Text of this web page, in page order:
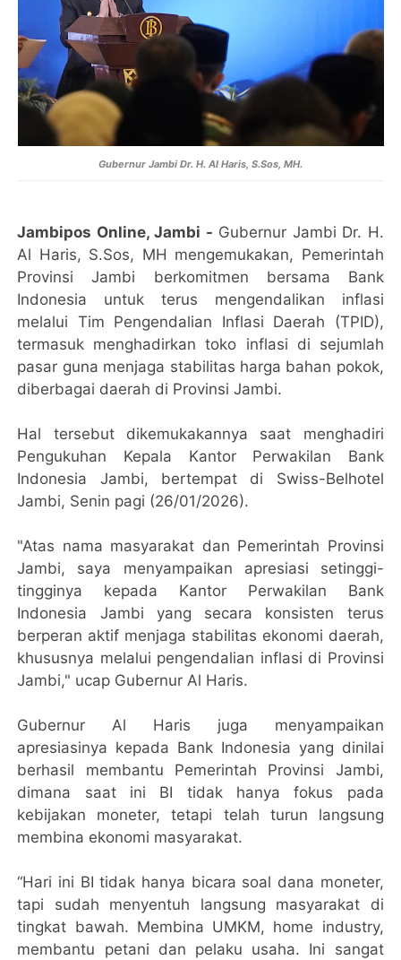
Gubernur Jambi Dr. H. Al Haris, S.Sos, MH.
Jambipos Online, Jambi - Gubernur Jambi Dr. H.
Al Haris, S.Sos, MH mengemukakan, Pemerintah
Provinsi Jambi berkomitmen bersama Bank
Indonesia untuk terus mengendalikan inflasi
melalui Tim Pengendalian Inflasi Daerah (TPID),
termasuk menghadirkan toko inflasi di sejumlah
pasar guna menjaga stabilitas harga bahan pokok,
diberbagai daerah di Provinsi Jambi.
Hal tersebut dikemukakannya saat menghadiri
Pengukuhan Kepala Kantor Perwakilan Bank
Indonesia Jambi, bertempat di Swiss-Belhotel
Jambi, Senin pagi (26/01/2026).
"Atas nama masyarakat dan Pemerintah Provinsi
Jambi, saya menyampaikan apresiasi setinggi-
tingginya kepada Kantor Perwakilan Bank
Indonesia Jambi yang secara konsisten terus
berperan aktif menjaga stabilitas ekonomi daerah,
khususnya melalui pengendalian inflasi di Provinsi
Jambi," ucap Gubernur Al Haris.
Gubernur Al Haris juga menyampaikan
apresiasinya kepada Bank Indonesia yang dinilai
berhasil membantu Pemerintah Provinsi Jambi,
dimana saat ini BI tidak hanya fokus pada
kebijakan moneter, tetapi telah turun langsung
membina ekonomi masyarakat.
“Hari ini BI tidak hanya bicara soal dana moneter,
tapi sudah menyentuh langsung masyarakat di
tingkat bawah. Membina UMKM, home industry,
membantu petani dan pelaku usaha. Ini sangat